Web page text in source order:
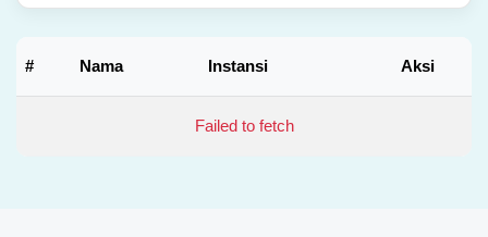
# Nama Instansi Aksi
Failed to fetch